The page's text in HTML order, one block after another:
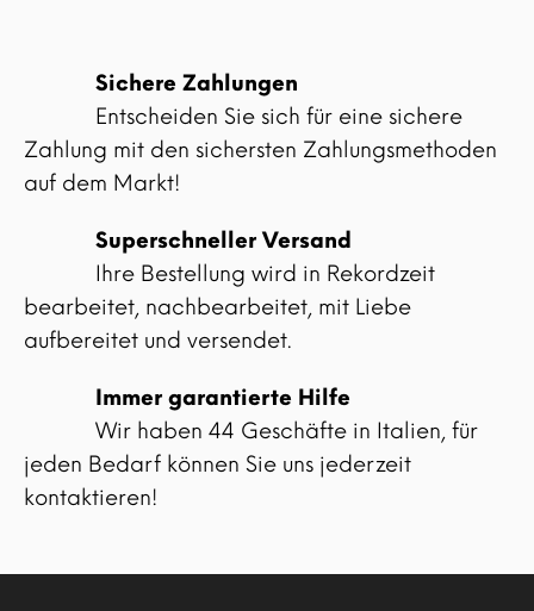
Sichere Zahlungen
Entscheiden Sie sich für eine sichere
Zahlung mit den sichersten Zahlungsmethoden
auf dem Markt!
Superschneller Versand
Ihre Bestellung wird in Rekordzeit
bearbeitet, nachbearbeitet, mit Liebe
aufbereitet und versendet.
Immer garantierte Hilfe
Wir haben 44 Geschäfte in Italien, für
jeden Bedarf können Sie uns jederzeit
kontaktieren!